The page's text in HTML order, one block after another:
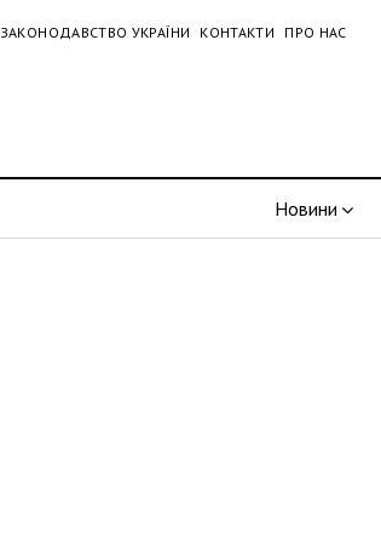
ЗАКОНОДАВСТВО УКРАЇНИ КОНТАКТИ ПРО НАС
Новини